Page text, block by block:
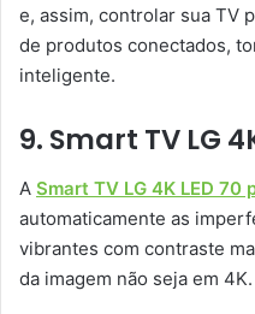
e, assim, controlar sua TV
de produtos conectados,
inteligente.
9. Smart TV LG
A Smart TV LG 4K LED 70
automaticamente as
vibrantes com contraste
da imagem não seja em 4K.